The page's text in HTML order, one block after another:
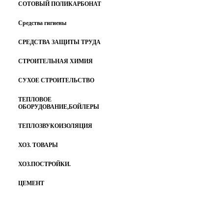
СОТОВЫЙ ПОЛИКАРБОНАТ
Средства гигиены
СРЕДСТВА ЗАЩИТЫ ТРУДА
СТРОИТЕЛЬНАЯ ХИМИЯ
СУХОЕ СТРОИТЕЛЬСТВО
ТЕПЛОВОЕ
ОБОРУДОВАНИЕ,БОЙЛЕРЫ
ТЕПЛОЗВУКОИЗОЛЯЦИЯ
ХОЗ. ТОВАРЫ
ХОЗ.ПОСТРОЙКИ.
ЦЕМЕНТ